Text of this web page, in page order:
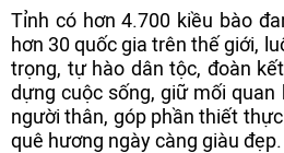
Tỉnh có hơn 4.700 kiều bào
hơn 30 quốc gia trên thế giới,
trọng, tự hào dân tộc, đoàn
dựng cuộc sống, giữ mối quan
người thân, góp phần thiết
quê hương ngày càng giàu đẹp.